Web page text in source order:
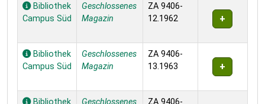
Bibliothek
Campus Süd
Geschlossenes
Magazin
ZA 9406-
12.1962
Bibliothek
Campus Süd
Geschlossenes
Magazin
ZA 9406-
13.1963
Bibliothek
Geschlossenes
ZA 9406-